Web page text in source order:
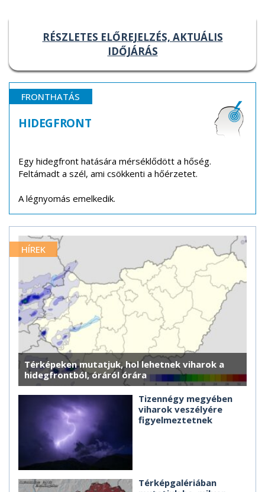
RÉSZLETES ELŐREJELZÉS, AKTUÁLIS
IDŐJÁRÁS
FRONTHATÁS
HIDEGFRONT
Egy hidegfront hatására mérséklődött a hőség.
Feltámadt a szél, ami csökkenti a hőérzetet.
A légnyomás emelkedik.
HÍREK
Térképeken mutatjuk, hol lehetnek viharok a
hidegfrontból, óráról órára
Tizennégy megyében
viharok veszélyére
figyelmeztetnek
Térképgalériában